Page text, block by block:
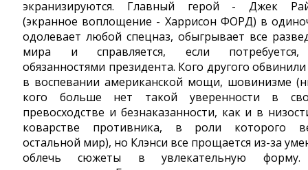
экранизируются. Главный герой - Джек
(экранное воплощение - Харрисон ФОРД) в
одолевает любой спецназ, обыгрывает все
мира и справляется, если
обязанностями президента. Кого другого
в воспевании американской мощи, шовинизме
кого больше нет такой уверенности в
превосходстве и безнаказанности, как и в
коварстве противника, в роли которого
остальной мир), но Клэнси все прощается из-за
облечь сюжеты в увлекательную